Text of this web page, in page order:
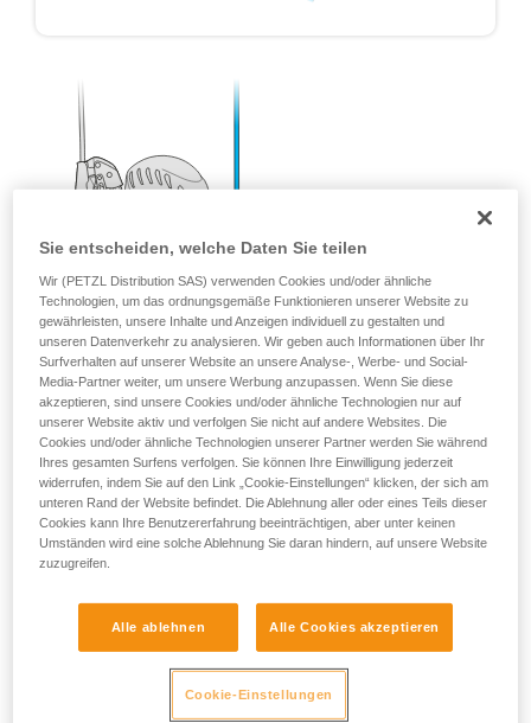
Sie entscheiden, welche Daten Sie teilen
Wir (PETZL Distribution SAS) verwenden Cookies und/oder ähnliche
Technologien, um das ordnungsgemäße Funktionieren unserer Website zu
gewährleisten, unsere Inhalte und Anzeigen individuell zu gestalten und
unseren Datenverkehr zu analysieren. Wir geben auch Informationen über Ihr
Surfverhalten auf unserer Website an unsere Analyse-, Werbe- und Social-
Media-Partner weiter, um unsere Werbung anzupassen. Wenn Sie diese
akzeptieren, sind unsere Cookies und/oder ähnliche Technologien nur auf
unserer Website aktiv und verfolgen Sie nicht auf andere Websites. Die
Cookies und/oder ähnliche Technologien unserer Partner werden Sie während
Ihres gesamten Surfens verfolgen. Sie können Ihre Einwilligung jederzeit
widerrufen, indem Sie auf den Link „Cookie-Einstellungen“ klicken, der sich am
unteren Rand der Website befindet. Die Ablehnung aller oder eines Teils dieser
Cookies kann Ihre Benutzererfahrung beeinträchtigen, aber unter keinen
Umständen wird eine solche Ablehnung Sie daran hindern, auf unsere Website
zuzugreifen.
Alle ablehnen Alle Cookies akzeptieren
Cookie-Einstellungen